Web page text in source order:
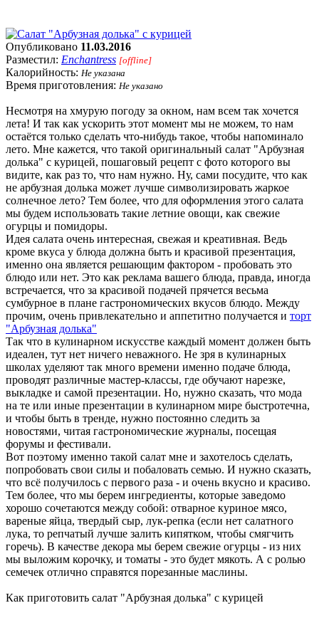
Опубликовано 11.03.2016
Разместил: Enchantress [offline]
Калорийность: Не указана
Время приготовления: Не указано
Несмотря на хмурую погоду за окном, нам всем так хочется
лета! И так как ускорить этот момент мы не можем, то нам
остаётся только сделать что-нибудь такое, чтобы напоминало
лето. Мне кажется, что такой оригинальный салат "Арбузная
долька" с курицей, пошаговый рецепт с фото которого вы
видите, как раз то, что нам нужно. Ну, сами посудите, что как
не арбузная долька может лучше символизировать жаркое
солнечное лето? Тем более, что для оформления этого салата
мы будем использовать такие летние овощи, как свежие
огурцы и помидоры.
Идея салата очень интересная, свежая и креативная. Ведь
кроме вкуса у блюда должна быть и красивой презентация,
именно она является решающим фактором - пробовать это
блюдо или нет. Это как реклама вашего блюда, правда, иногда
встречается, что за красивой подачей прячется весьма
сумбурное в плане гастрономических вкусов блюдо. Между
прочим, очень привлекательно и аппетитно получается и торт
"Арбузная долька"
Так что в кулинарном искусстве каждый момент должен быть
идеален, тут нет ничего неважного. Не зря в кулинарных
школах уделяют так много времени именно подаче блюда,
проводят различные мастер-классы, где обучают нарезке,
выкладке и самой презентации. Но, нужно сказать, что мода
на те или иные презентации в кулинарном мире быстротечна,
и чтобы быть в тренде, нужно постоянно следить за
новостями, читая гастрономические журналы, посещая
форумы и фестивали.
Вот поэтому именно такой салат мне и захотелось сделать,
попробовать свои силы и побаловать семью. И нужно сказать,
что всё получилось с первого раза - и очень вкусно и красиво.
Тем более, что мы берем ингредиенты, которые заведомо
хорошо сочетаются между собой: отварное куриное мясо,
вареные яйца, твердый сыр, лук-репка (если нет салатного
лука, то репчатый лучше залить кипятком, чтобы смягчить
горечь). В качестве декора мы берем свежие огурцы - из них
мы выложим корочку, и томаты - это будет мякоть. А с ролью
семечек отлично справятся порезанные маслины.
Как приготовить салат "Арбузная долька" с курицей